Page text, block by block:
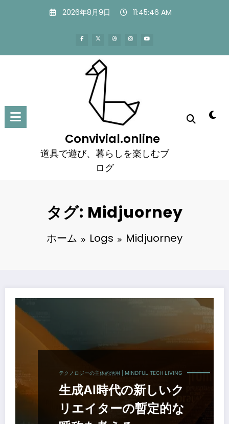
ツ
ッ
2026年8月9日 11:45:47 AM
Convivial.online
道具で遊び、暮らしを楽しむブ
ログ
タグ: Midjuorney
ホーム Logs Midjuorney
テクノロジーの主体的活用 | MINDFUL TECH LIVING
生成AI時代の新しいク
リエイターの暫定的な